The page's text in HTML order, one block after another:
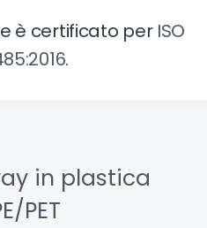
è certificato per ISO
.
in plastica
PET